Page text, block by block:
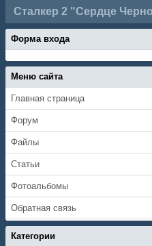
Сталкер 2 "Сердце
Форма входа
Меню сайта
Главная страница
Форум
Файлы
Статьи
Фотоальбомы
Обратная связь
Категории